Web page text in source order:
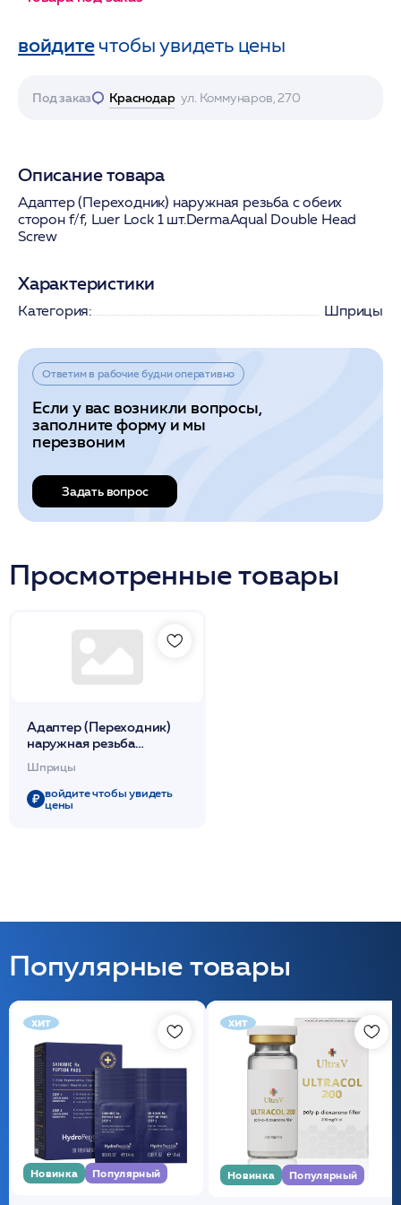
войдитечтобы увидеть цены
Под заказ Краснодар ул. Коммунаров, 270
Описание товара
Адаптер (Переходник) наружная резьба с обеих
сторон f/f, Luer Lock 1 шт.DermaAqual Double Head
Screw
Характеристики
Категория: Шприцы
Ответим в рабочие будни оперативно
Если у вас возникли вопросы,
заполните форму и мы
перезвоним
Задать вопрос
Просмотренные товары
Адаптер (Переходник)
наружная резьба
female/female, Luer Lock 1
шт./Derma Aqual Double
Head Screw
Шприцы
войдите чтобы увидеть
цены
Популярные товары
хит
Новинка Популярный
хит
Новинка Популярный